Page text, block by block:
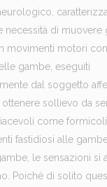
necessità di muovere
movimenti motori
gambe, eseguiti
dal soggetto
sollievo da
come
fastidiosi alle
le sensazioni si
Poiché di solito